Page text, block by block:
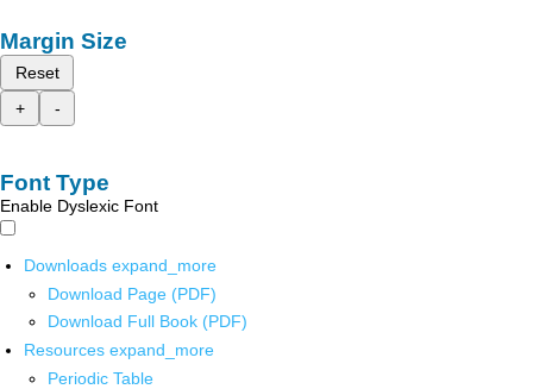
Margin Size
Reset
+
-
Font Type
Enable Dyslexic Font
Downloads expand_more
Download Page (PDF)
Download Full Book (PDF)
Resources expand_more
Periodic Table